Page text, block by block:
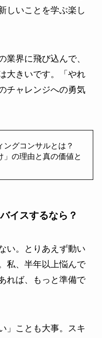
しいことを学ぶ楽し
業界に飛び込んで、
大きいです。「やれ
チャレンジへの勇気
ングコンサルとは？
」の理由と真の価値と
イスするなら？
い。とりあえず動い
私、半年以上悩んで
れば、もっと準備で
」ことも大事。スキ